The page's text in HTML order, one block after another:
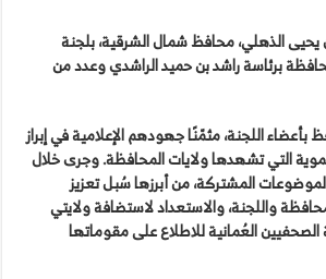
الذهلي، محافظ شمال الشرقية، بلجنة
برئاسة راشد بن حميد الراشدي وعدد من
اللجنة، مثمّنًا جهودهم الإعلامية في إبراز
التي تشهدها ولايات المحافظة. وجرى خلال
المشتركة، من أبرزها سُبل تعزيز
واللجنة، والاستعداد لاستضافة ولايتي
العُمانية للاطلاع على مقوماتها